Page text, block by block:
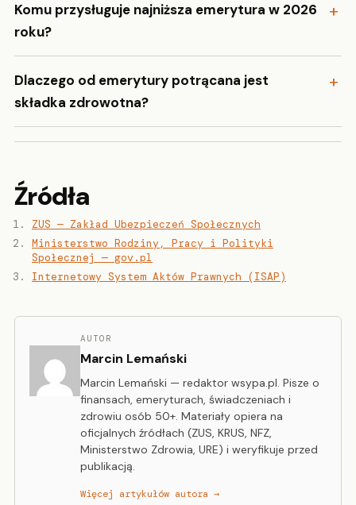
Komu przysługuje najniższa emerytura w 2026
roku?
Dlaczego od emerytury potrącana jest
składka zdrowotna?
Źródła
ZUS — Zakład Ubezpieczeń Społecznych
Ministerstwo Rodziny, Pracy i Polityki
Społecznej — gov.pl
Internetowy System Aktów Prawnych (ISAP)
AUTOR
Marcin Lemański
Marcin Lemański — redaktor wsypa.pl. Pisze o
finansach, emeryturach, świadczeniach i
zdrowiu osób 50+. Materiały opiera na
oficjalnych źródłach (ZUS, KRUS, NFZ,
Ministerstwo Zdrowia, URE) i weryfikuje przed
publikacją.
Więcej artykułów autora →